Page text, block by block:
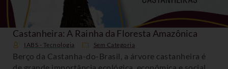
Castanheira: A Rainha da Floresta Amazônica
IABS - Tecnologia Sem Categoria
Berço da Castanha-do-Brasil, a árvore castanheira é